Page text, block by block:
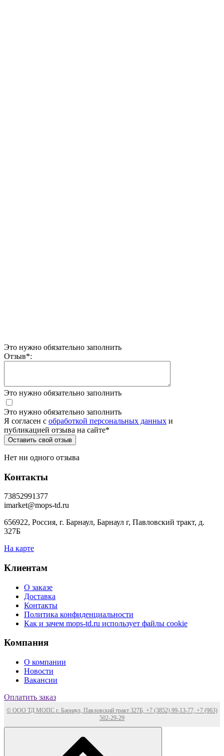
Это нужно обязательно заполнить
Отзыв*:
Это нужно обязательно заполнить
Это нужно обязательно заполнить
Я согласен c обработкой персональных данных и
публикацией отзыва на сайте*
Нет ни одного отзыва
Контакты
73852991377
imarket@mops-td.ru
656922, Россия, г. Барнаул, Барнаул г, Павловский тракт, д.
327Б
На карте
Клиентам
О заказе
Доставка
Контакты
Политика конфиденциальности
Как и зачем mops-td.ru использует файлы cookie
Компания
О компании
Новости
Вакансии
Оплатить заказ
© ООО ТД МОПС г. Барнаул, Павловский тракт 327Б, +7 (3852) 99-13-77, +7 (963)
502-29-29